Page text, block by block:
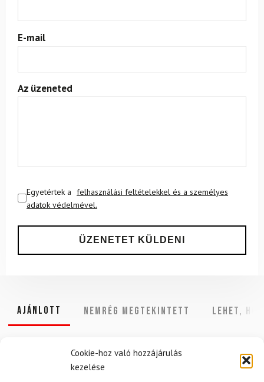
Cookie-hoz való hozzájárulás
kezelése
E-mail
Az üzeneted
Egyetértek a felhasználási feltételekkel és a személyes
adatok védelmével.
Ajánlott NEMRÉG MEGTEKINTETT Lehet,